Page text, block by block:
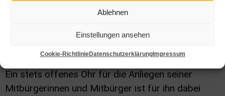
Ablehnen
Einstellungen ansehen
Cookie-RichtlinieDatenschutzerklärungImpressum
hat er sich zum Ziel gesetzt, die Gemeinde
Schwissel auf Basis einer soliden finanziellen
Grundlage zusammen mit der
Dorfgemeinschaft in eine gute Zukunft zu führen.
Ein stets offenes Ohr für die Anliegen seiner
Mitbürgerinnen und Mitbürger ist für ihn dabei